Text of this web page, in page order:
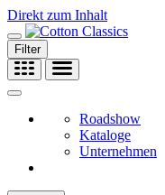
Direkt zum Inhalt
Filter
Roadshow
Kataloge
Unternehmen